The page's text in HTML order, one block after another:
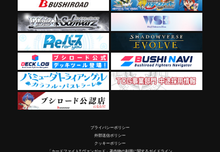
プライバシーポリシー
外部送信ポリシー
クッキーポリシー